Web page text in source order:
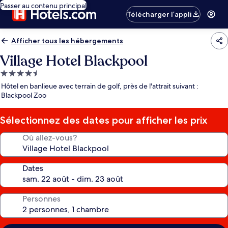
Passer au contenu principal
Télécharger l’appli
Afficher tous les hébergements
Village Hotel Blackpool
Hébergement
4.5 étoiles
Hôtel en banlieue avec terrain de golf, près de l'attrait suivant :
Blackpool Zoo
Sélectionnez des dates pour afficher les prix
Où allez-vous?
Dates
Personnes